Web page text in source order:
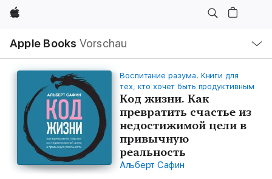
Apple
Apple Books Vorschau
Navigation
Menü
öffnen
Воспитание разума. Книги для
тех, кто хочет быть продуктивным
Код жизни. Как
превратить счастье из
недостижимой цели в
привычную
реальность
Альберт Сафин